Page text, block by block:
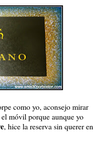
como yo, aconsejo mirar
el móvil porque aunque yo
, hice la reserva sin querer en